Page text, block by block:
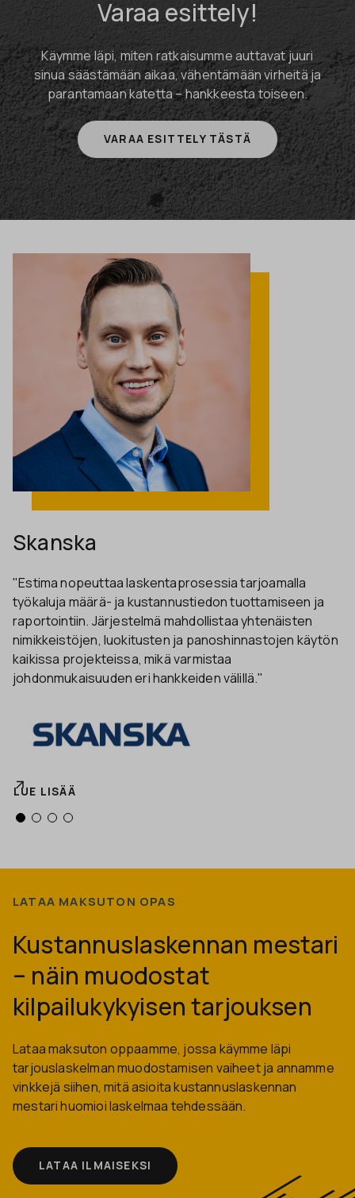
Varaa esittely!
Käymme läpi, miten ratkaisumme auttavat juuri
sinua säästämään aikaa, vähentämään virheitä ja
parantamaan katetta – hankkeesta toiseen.
VARAA ESITTELY TÄSTÄ
Skanska
"Estima nopeuttaa laskentaprosessia tarjoamalla
työkaluja määrä- ja kustannustiedon tuottamiseen ja
raportointiin. Järjestelmä mahdollistaa yhtenäisten
nimikkeistöjen, luokitusten ja panoshinnastojen käytön
kaikissa projekteissa, mikä varmistaa
johdonmukaisuuden eri hankkeiden välillä."
LUE LISÄÄ
LATAA MAKSUTON OPAS
Kustannuslaskennan mestari
– näin muodostat
kilpailukykyisen tarjouksen
Lataa maksuton oppaamme, jossa käymme läpi
tarjouslaskelman muodostamisen vaiheet ja annamme
vinkkejä siihen, mitä asioita kustannuslaskennan
mestari huomioi laskelmaa tehdessään.
LATAA ILMAISEKSI